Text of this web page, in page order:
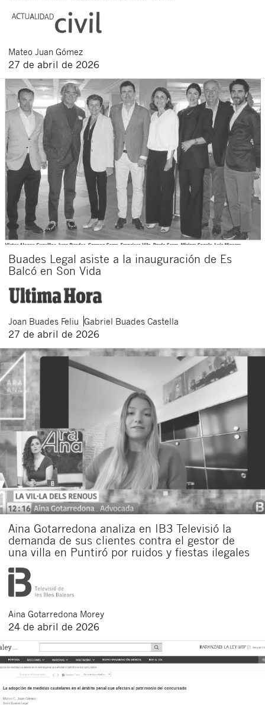
Mateo Juan Gómez
27 de abril de 2026
Buades Legal asiste a la inauguración de Es
Balcó en Son Vida
Joan Buades Feliu Gabriel Buades Castella
27 de abril de 2026
Aina Gotarredona analiza en IB3 Televisió la
demanda de sus clientes contra el gestor de
una villa en Puntiró por ruidos y fiestas ilegales
Aina Gotarredona Morey
24 de abril de 2026